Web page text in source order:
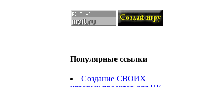
Популярные ссылки
Создание СВОИХ